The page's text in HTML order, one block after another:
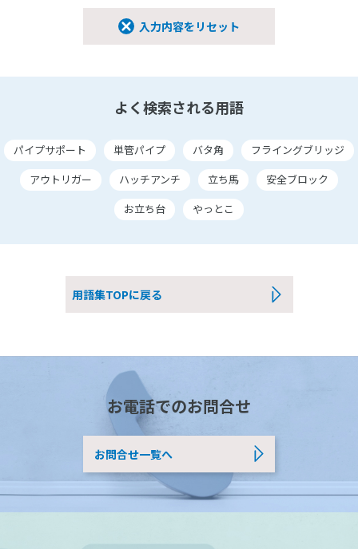
入力内容をリセット
よく検索される用語
パイプサポート 単管パイプ バタ角
フライングブリッジ
アウトリガー
ハッチアンチ 立ち馬
安全ブロック
お立ち台
やっとこ
用語集TOPに戻る
お電話でのお問合せ
お問合せ一覧へ